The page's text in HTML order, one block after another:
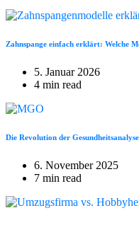
Zahnspange einfach erklärt: Welche
5. Januar 2026
4 min read
Die Revolution der
6. November 2025
7 min read